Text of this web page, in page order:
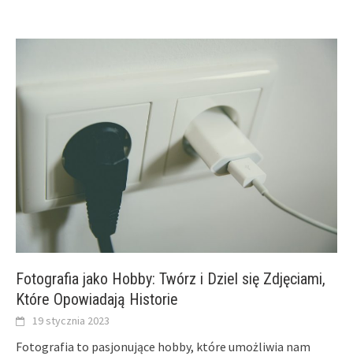
Fotografia jako Hobby: Twórz i Dziel się Zdjęciami,
Które Opowiadają Historie
19 stycznia 2023
Fotografia to pasjonujące hobby, które umożliwia nam